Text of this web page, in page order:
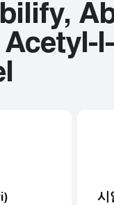
수술
시